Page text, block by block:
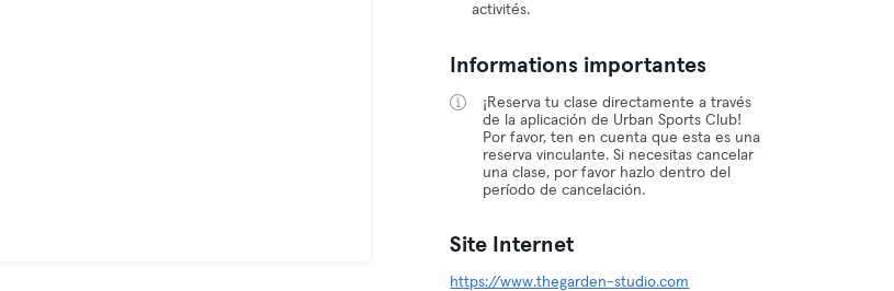
activités.
Informations importantes
¡Reserva tu clase directamente a través
de la aplicación de Urban Sports Club!
Por favor, ten en cuenta que esta es una
reserva vinculante. Si necesitas cancelar
una clase, por favor hazlo dentro del
período de cancelación.
Site Internet
https://www.thegarden-studio.com